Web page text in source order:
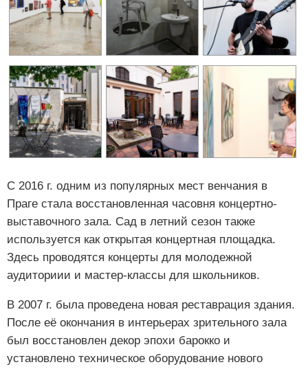
С 2016 г. одним из популярных мест венчания в
Праге стала восстановленная часовня концертно-
выставочного зала. Сад в летний сезон также
используется как открытая концертная площадка.
Здесь проводятся концерты для молодежной
аудиториии и мастер-классы для школьников.
В 2007 г. была проведена новая реставрация здания.
После её окончания в интерьерах зрительного зала
был восстановлен декор эпохи барокко и
установлено техническое оборудование нового